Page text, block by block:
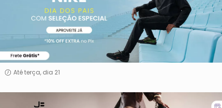
Até terça, dia 21